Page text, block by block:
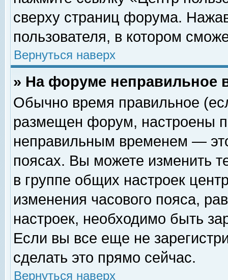
сверху страниц форума.
пользователя, в котором
Вернуться наверх
» На форуме неправильное
Обычно время правильное
размещен форум, настроены
неправильным временем —
поясах. Вы можете изменить
в группе общих настроек
изменения часового пояса,
настроек, необходимо быть
Если вы все еще не
сделать это прямо сейчас.
Вернуться наверх